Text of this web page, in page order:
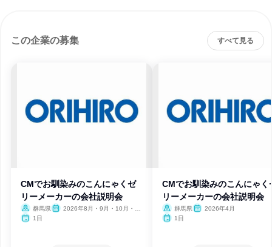
この企業の募集 すべて見る
CMでお馴染みのこんにゃくゼ
リーメーカーの会社説明会
群馬県
2026年8月・9月・10月・11
1日
CMでお馴染みのこんにゃく
リーメーカーの会社説明会
群馬県
2026年4月
1日